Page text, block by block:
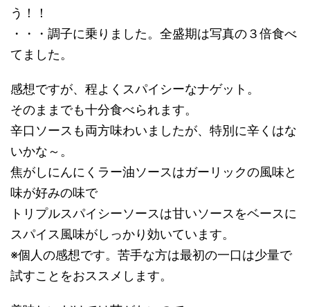
う！！
・・・調子に乗りました。全盛期は写真の３倍食べ
てました。
感想ですが、程よくスパイシーなナゲット。
そのままでも十分食べられます。
辛口ソースも両方味わいましたが、特別に辛くはな
いかな～。
焦がしにんにくラー油ソースはガーリックの風味と
味が好みの味で
トリプルスパイシーソースは甘いソースをベースに
スパイス風味がしっかり効いています。
※個人の感想です。苦手な方は最初の一口は少量で
試すことをおススメします。